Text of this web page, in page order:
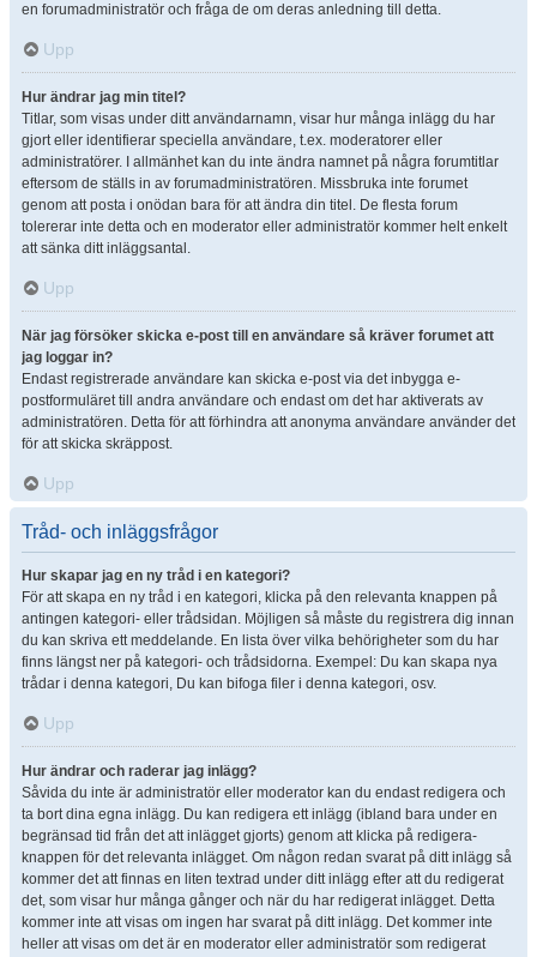
en forumadministratör och fråga de om deras anledning till detta.
Upp
Hur ändrar jag min titel?
Titlar, som visas under ditt användarnamn, visar hur många inlägg du har
gjort eller identifierar speciella användare, t.ex. moderatorer eller
administratörer. I allmänhet kan du inte ändra namnet på några forumtitlar
eftersom de ställs in av forumadministratören. Missbruka inte forumet
genom att posta i onödan bara för att ändra din titel. De flesta forum
tolererar inte detta och en moderator eller administratör kommer helt enkelt
att sänka ditt inläggsantal.
Upp
När jag försöker skicka e-post till en användare så kräver forumet att
jag loggar in?
Endast registrerade användare kan skicka e-post via det inbygga e-
postformuläret till andra användare och endast om det har aktiverats av
administratören. Detta för att förhindra att anonyma användare använder det
för att skicka skräppost.
Upp
Tråd- och inläggsfrågor
Hur skapar jag en ny tråd i en kategori?
För att skapa en ny tråd i en kategori, klicka på den relevanta knappen på
antingen kategori- eller trådsidan. Möjligen så måste du registrera dig innan
du kan skriva ett meddelande. En lista över vilka behörigheter som du har
finns längst ner på kategori- och trådsidorna. Exempel: Du kan skapa nya
trådar i denna kategori, Du kan bifoga filer i denna kategori, osv.
Upp
Hur ändrar och raderar jag inlägg?
Såvida du inte är administratör eller moderator kan du endast redigera och
ta bort dina egna inlägg. Du kan redigera ett inlägg (ibland bara under en
begränsad tid från det att inlägget gjorts) genom att klicka på redigera-
knappen för det relevanta inlägget. Om någon redan svarat på ditt inlägg så
kommer det att finnas en liten textrad under ditt inlägg efter att du redigerat
det, som visar hur många gånger och när du har redigerat inlägget. Detta
kommer inte att visas om ingen har svarat på ditt inlägg. Det kommer inte
heller att visas om det är en moderator eller administratör som redigerat